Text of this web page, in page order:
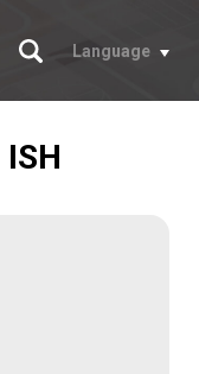
Buscar
Language
ISH